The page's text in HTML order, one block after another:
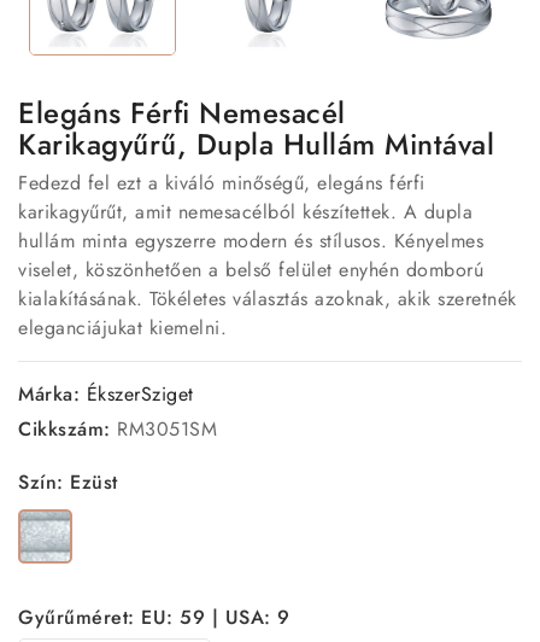
Elegáns Férfi Nemesacél
Karikagyűrű, Dupla Hullám Mintával
Fedezd fel ezt a kiváló minőségű, elegáns férfi
karikagyűrűt, amit nemesacélból készítettek. A dupla
hullám minta egyszerre modern és stílusos. Kényelmes
viselet, köszönhetően a belső felület enyhén domború
kialakításának. Tökéletes választás azoknak, akik szeretnék
eleganciájukat kiemelni.
Márka: ÉkszerSziget
Cikkszám: RM3051SM
Szín: Ezüst
Ezüst
Gyűrűméret: EU: 59 | USA: 9